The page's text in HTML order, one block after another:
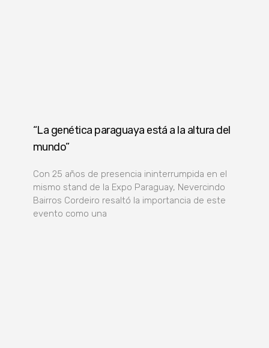
“La genética paraguaya está a la altura del
mundo”
Con 25 años de presencia ininterrumpida en el
mismo stand de la Expo Paraguay, Nevercindo
Bairros Cordeiro resaltó la importancia de este
evento como una